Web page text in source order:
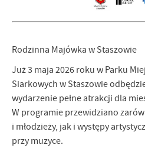
Rodzinna Majówka w Staszowie
Już 3 maja 2026 roku w Parku
Siarkowych w Staszowie
wydarzenie pełne atrakcji dla
W programie przewidziano
i młodzieży, jak i występy
przy muzyce.